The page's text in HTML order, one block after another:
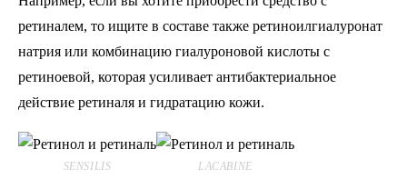
ретиналем, то ищите в составе также ретиноилгиалуронат
натрия или комбинацию гиалуроновой кислоты с
ретиноевой, которая усиливает антибактериальное
действие ретиналя и гидратацию кожи.
SENSILIS LACABINE